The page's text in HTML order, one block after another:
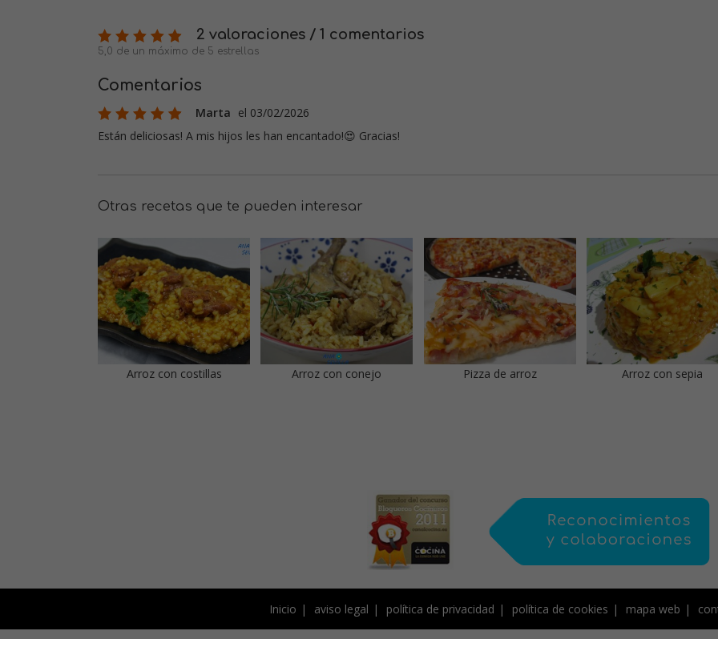
2 valoraciones / 1 comentarios
5,0 de un máximo de 5 estrellas
Comentarios
Marta el 03/02/2026
Están deliciosas! A mis hijos les han encantado!😍 Gracias!
Otras recetas que te pueden interesar
Arroz con costillas Arroz con conejo Pizza de arroz Arroz con sepia
Inicio aviso legal política de privacidad política de cookies mapa web